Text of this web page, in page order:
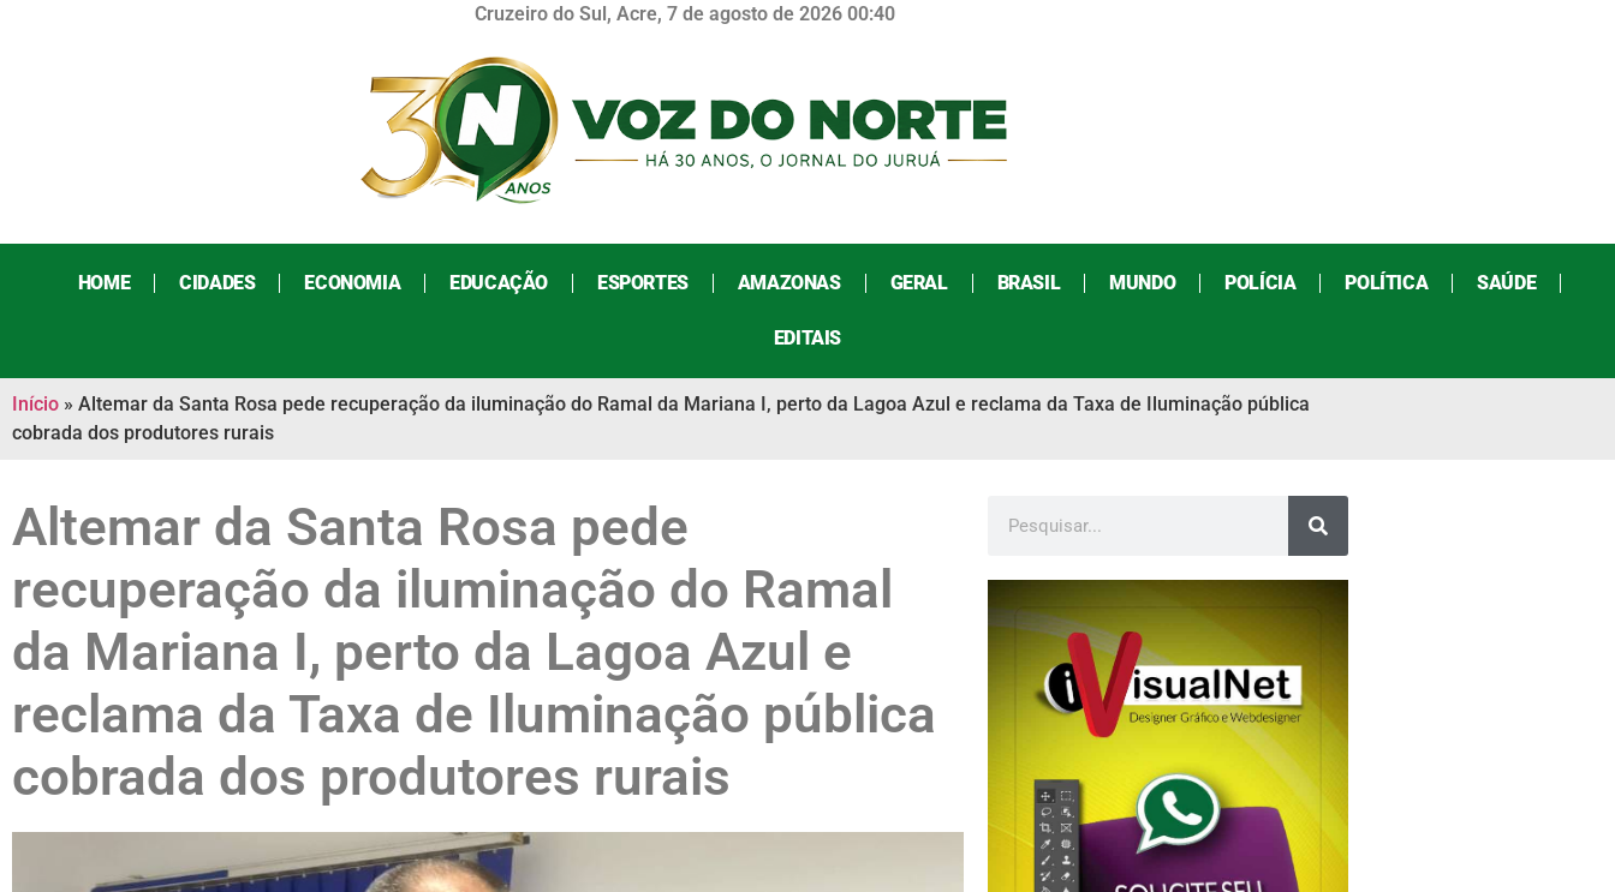
Cruzeiro do Sul, Acre, 7 de agosto de 2026 00:40
HOME CIDADES ECONOMIA EDUCAÇÃO ESPORTES AMAZONAS GERAL BRASIL MUNDO POLÍCIA POLÍTICA SAÚDE
EDITAIS
Início » Altemar da Santa Rosa pede recuperação da iluminação do Ramal da Mariana I, perto da Lagoa Azul e reclama da Taxa de Iluminação pública
cobrada dos produtores rurais
Altemar da Santa Rosa pede
recuperação da iluminação do Ramal
da Mariana I, perto da Lagoa Azul e
reclama da Taxa de Iluminação pública
cobrada dos produtores rurais